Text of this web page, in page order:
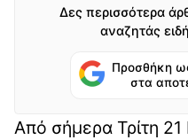
Δες περισσότερα
αναζητάς
Προσθήκη
στα
Από σήμερα Τρίτη 21